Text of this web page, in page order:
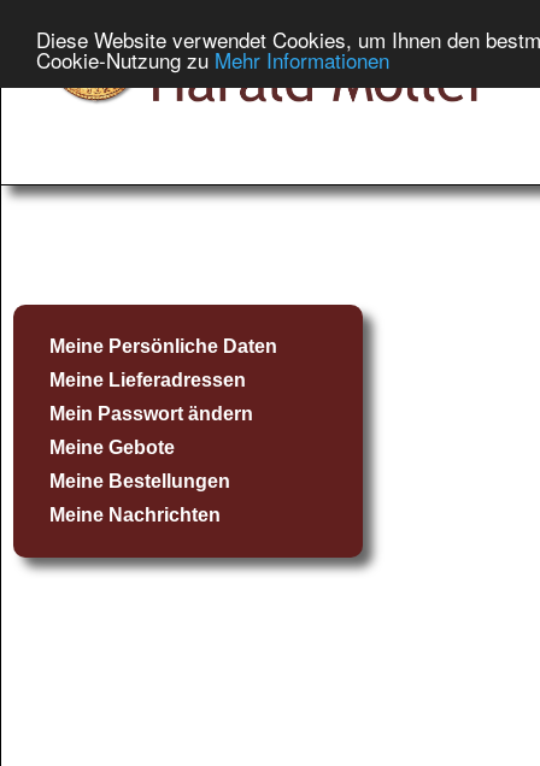
Diese Website verwendet Cookies, um Ihnen den
Cookie-Nutzung zu Mehr Informationen
Meine Persönliche Daten
Meine Lieferadressen
Mein Passwort ändern
Meine Gebote
Meine Bestellungen
Meine Nachrichten